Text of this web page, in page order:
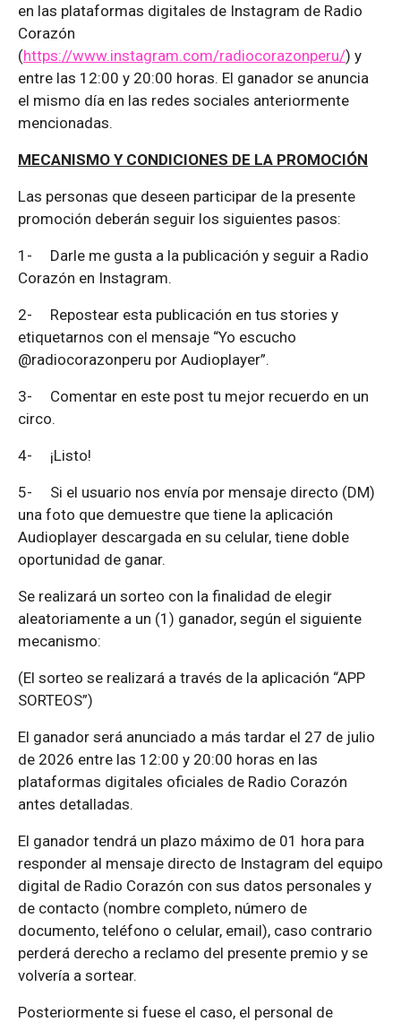
en las plataformas digitales de Instagram de Radio
Corazón
(https://www.instagram.com/radiocorazonperu/) y
entre las 12:00 y 20:00 horas. El ganador se anuncia
el mismo día en las redes sociales anteriormente
mencionadas.
MECANISMO Y CONDICIONES DE LA PROMOCIÓN
Las personas que deseen participar de la presente
promoción deberán seguir los siguientes pasos:
1- Darle me gusta a la publicación y seguir a Radio
Corazón en Instagram.
2- Repostear esta publicación en tus stories y
etiquetarnos con el mensaje “Yo escucho
@radiocorazonperu por Audioplayer”.
3- Comentar en este post tu mejor recuerdo en un
circo.
4- ¡Listo!
5- Si el usuario nos envía por mensaje directo (DM)
una foto que demuestre que tiene la aplicación
Audioplayer descargada en su celular, tiene doble
oportunidad de ganar.
Se realizará un sorteo con la finalidad de elegir
aleatoriamente a un (1) ganador, según el siguiente
mecanismo:
(El sorteo se realizará a través de la aplicación “APP
SORTEOS”)
El ganador será anunciado a más tardar el 27 de julio
de 2026 entre las 12:00 y 20:00 horas en las
plataformas digitales oficiales de Radio Corazón
antes detalladas.
El ganador tendrá un plazo máximo de 01 hora para
responder al mensaje directo de Instagram del equipo
digital de Radio Corazón con sus datos personales y
de contacto (nombre completo, número de
documento, teléfono o celular, email), caso contrario
perderá derecho a reclamo del presente premio y se
volvería a sortear.
Posteriormente si fuese el caso, el personal de